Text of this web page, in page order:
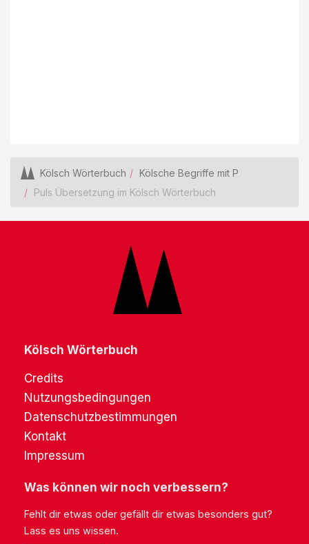
Kölsch Wörterbuch
Kölsche Begriffe mit P
Puls Übersetzung im Kölsch Wörterbuch
Kölsch Wörterbuch
Credits
Nutzungsbedingungen
Datenschutzbestimmungen
Kontakt
Impressum
Was können wir noch verbessern?
Fehlt dir etwas oder gefällt dir etwas besonders gut?
Lass es uns wissen.